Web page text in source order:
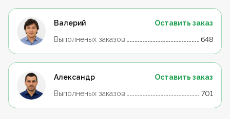
Валерий
Оставить заказ
Выполненых заказов
648
Александр
Оставить заказ
Выполненых заказов
701